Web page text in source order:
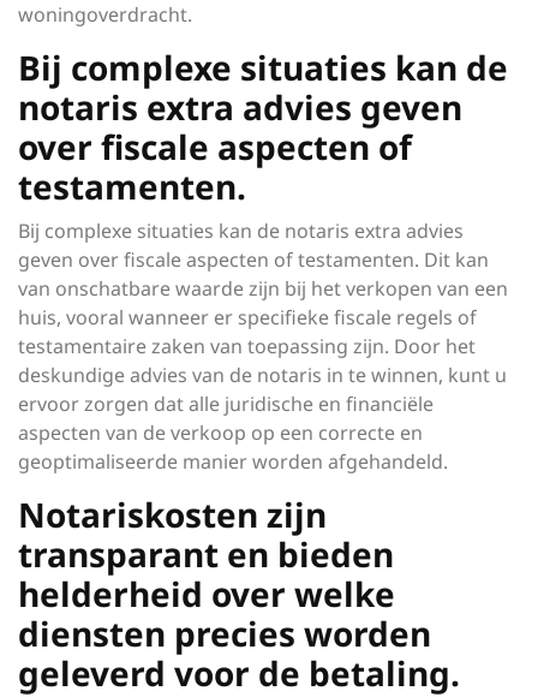
woningoverdracht.
Bij complexe situaties kan de
notaris extra advies geven
over fiscale aspecten of
testamenten.
Bij complexe situaties kan de notaris extra advies
geven over fiscale aspecten of testamenten. Dit kan
van onschatbare waarde zijn bij het verkopen van een
huis, vooral wanneer er specifieke fiscale regels of
testamentaire zaken van toepassing zijn. Door het
deskundige advies van de notaris in te winnen, kunt u
ervoor zorgen dat alle juridische en financiële
aspecten van de verkoop op een correcte en
geoptimaliseerde manier worden afgehandeld.
Notariskosten zijn
transparant en bieden
helderheid over welke
diensten precies worden
geleverd voor de betaling.